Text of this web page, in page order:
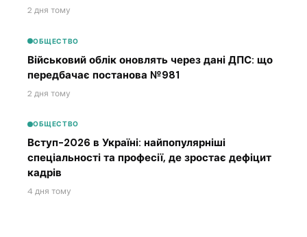
2 дня тому
ОБЩЕСТВО
Військовий облік оновлять через дані ДПС: що
передбачає постанова №981
2 дня тому
ОБЩЕСТВО
Вступ-2026 в Україні: найпопулярніші
спеціальності та професії, де зростає дефіцит
кадрів
4 дня тому